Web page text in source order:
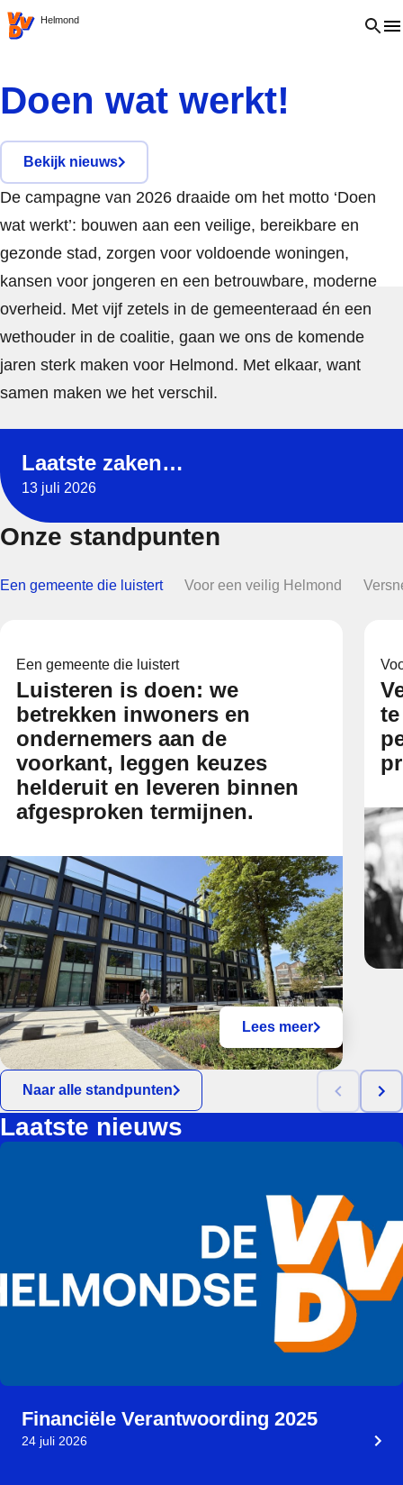
VVD.nlHelmond Open
Doen wat werkt!
De campagne van 2026 draaide om het motto ‘Doen
wat werkt’: bouwen aan een veilige, bereikbare en
gezonde stad, zorgen voor voldoende woningen,
kansen voor jongeren en een betrouwbare, moderne
overheid. Met vijf zetels in de gemeenteraad én een
wethouder in de coalitie, gaan we ons de komende
jaren sterk maken voor Helmond. Met elkaar, want
samen maken we het verschil.
Bekijk nieuws
Laatste zaken…
13 juli 2026
Onze standpunten
Een gemeente die luistert Voor een veilig Helmond
Een gemeente die luistert
Luisteren is doen: we
betrekken inwoners en
ondernemers aan de
voorkant, leggen keuzes
helderuit en leveren binnen
afgesproken termijnen.
Lees meer
Naar alle standpunten
Laatste nieuws
Financiële Verantwoording 2025
24 juli 2026